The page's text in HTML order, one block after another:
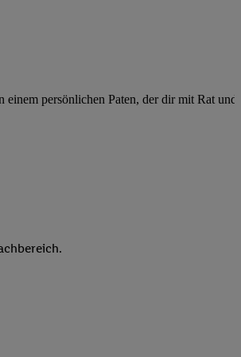
persönlichen Paten, der dir mit Rat und